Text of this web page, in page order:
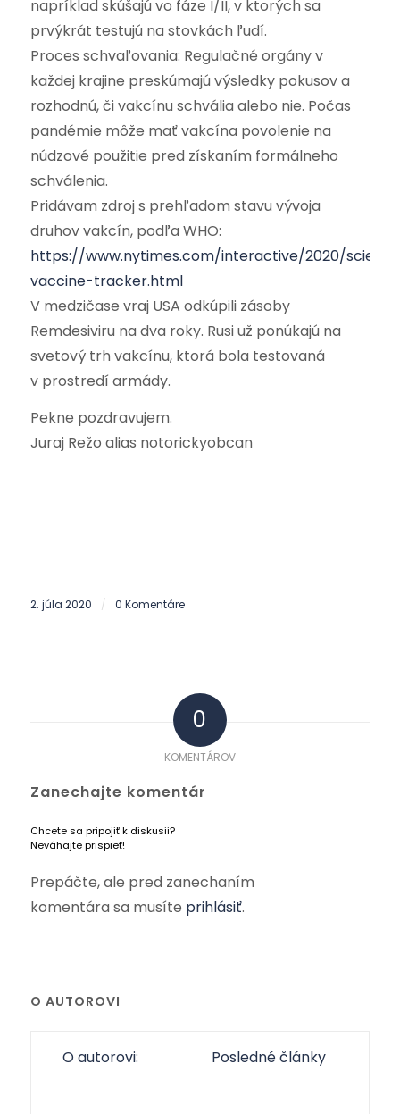
napríklad skúšajú vo fáze I/II, v ktorých sa
prvýkrát testujú na stovkách ľudí.
Proces schvaľovania: Regulačné orgány v
každej krajine preskúmajú výsledky pokusov a
rozhodnú, či vakcínu schvália alebo nie. Počas
pandémie môže mať vakcína povolenie na
núdzové použitie pred získaním formálneho
schválenia.
Pridávam zdroj s prehľadom stavu vývoja
druhov vakcín, podľa WHO:
https://www.nytimes.com/interactive/2020/
vaccine-tracker.html
V medzičase vraj USA odkúpili zásoby
Remdesiviru na dva roky. Rusi už ponúkajú na
svetový trh vakcínu, ktorá bola testovaná
v prostredí armády.
Pekne pozdravujem.
Juraj Režo alias notorickyobcan
2. júla 2020 / 0 Komentáre
0
KOMENTÁROV
Zanechajte komentár
Chcete sa pripojiť k diskusii?
Neváhajte prispieť!
Prepáčte, ale pred zanechaním
komentára sa musíte prihlásiť.
O AUTOROVI
O autorovi: Posledné články